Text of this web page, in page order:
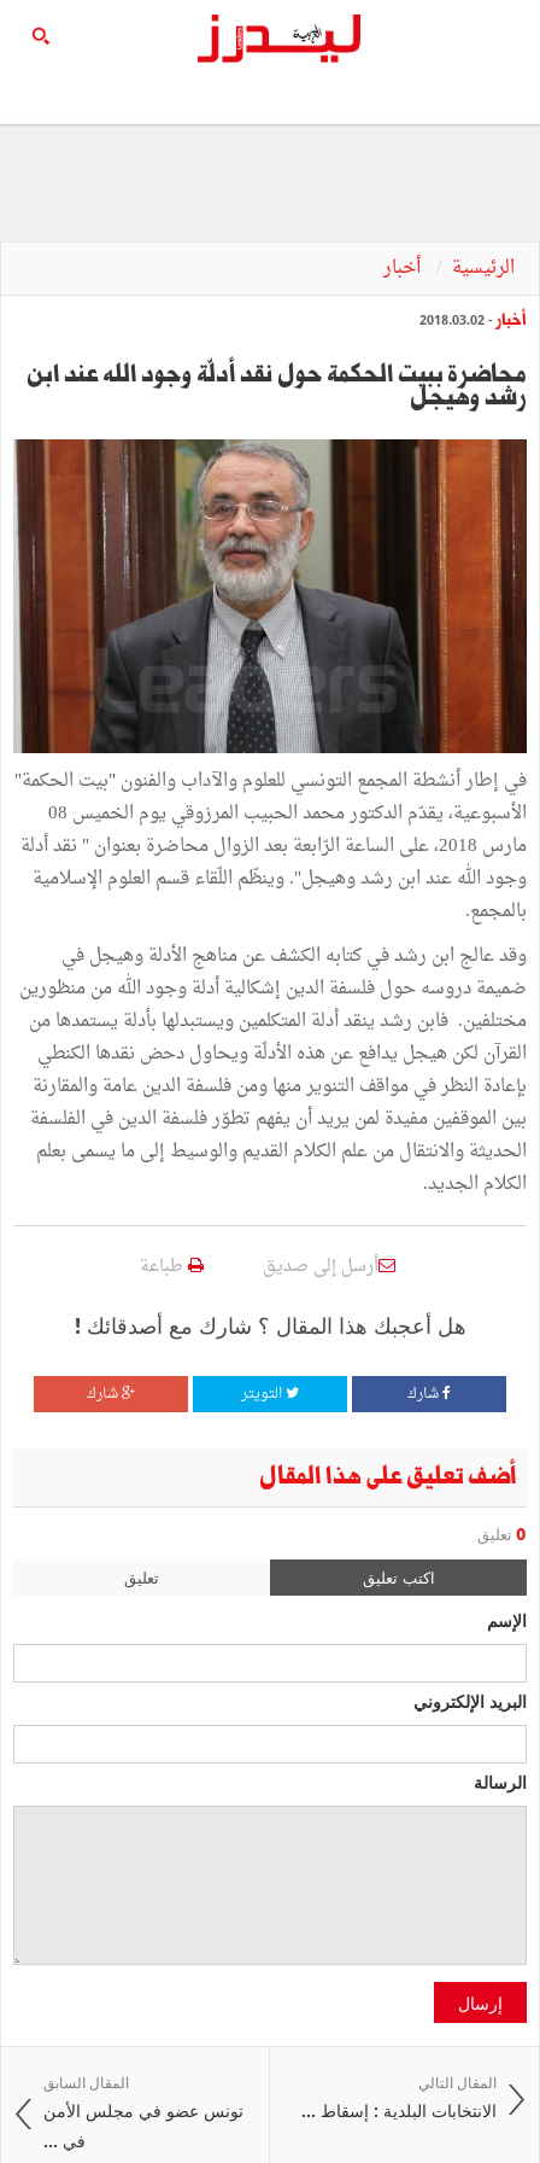
الرئيسية أخبار
أخبار - 2018.03.02
محاضرة ببيت الحكمة حول نقد أدلّة وجود الله عند ابن
رشد وهيجل
في إطار أنشطة المجمع التونسي للعلوم والآداب والفنون "بيت الحكمة"
الأسبوعية، يقدّم الدكتور محمد الحبيب المرزوقي يوم الخميس 08
مارس 2018، على الساعة الرّابعة بعد الزوال محاضرة بعنوان " نقد أدلة
وجود الله عند ابن رشد وهيجل". وينظّم اللّقاء قسم العلوم الإسلامية
بالمجمع.
وقد عالج ابن رشد في كتابه الكشف عن مناهج الأدلة وهيجل في
ضميمة دروسه حول فلسفة الدين إشكالية أدلة وجود الله من منظورين
مختلفين. فابن رشد ينقد أدلة المتكلمين ويستبدلها بأدلة يستمدها من
القرآن لكن هيجل يدافع عن هذه الأدلّة ويحاول دحض نقدها الكنطي
بإعادة النظر في مواقف التنوير منها ومن فلسفة الدين عامة والمقارنة
بين الموقفين مفيدة لمن يريد أن يفهم تطوّر فلسفة الدين في الفلسفة
الحديثة والانتقال من علم الكلام القديم والوسيط إلى ما يسمى بعلم
الكلام الجديد.
أرسل إلى صديق طباعة
هل أعجبك هذا المقال ؟ شارك مع أصدقائك !
شارك التويتر شارك
أضف تعليق على هذا المقال
0 تعليق
اكتب تعليق تعليق
الإسم
البريد الإلكتروني
الرسالة
إرسال
المقال السابق
تونس عضو في مجلس الأمن
في ...
المقال التالي
الانتخابات البلدية : إسقاط ...